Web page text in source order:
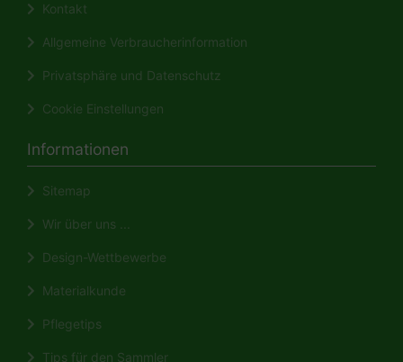
Kontakt
Allgemeine Verbraucherinformation
Privatsphäre und Datenschutz
Cookie Einstellungen
Informationen
Sitemap
Wir über uns ...
Design-Wettbewerbe
Materialkunde
Pflegetips
Tips für den Sammler